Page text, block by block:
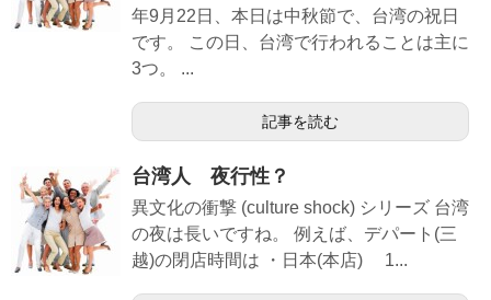
年9月22日、本日は中秋節で、台湾の祝日
です。 この日、台湾で行われることは主に
3つ。 ...
記事を読む
台湾人 夜行性？
異文化の衝撃 (culture shock) シリーズ 台湾
の夜は長いですね。 例えば、デパート(三
越)の閉店時間は ・日本(本店) 1...